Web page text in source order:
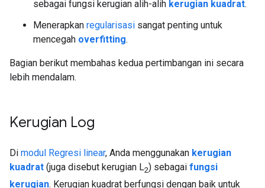
sebagai fungsi kerugian alih-alih kerugian kuadrat.
Menerapkan regularisasi sangat penting untuk
mencegah overfitting.
Bagian berikut membahas kedua pertimbangan ini secara
lebih mendalam.
Kerugian Log
Di modul Regresi linear, Anda menggunakan kerugian
kuadrat (juga disebut kerugian L2) sebagai fungsi
kerugian. Kerugian kuadrat berfungsi dengan baik untuk